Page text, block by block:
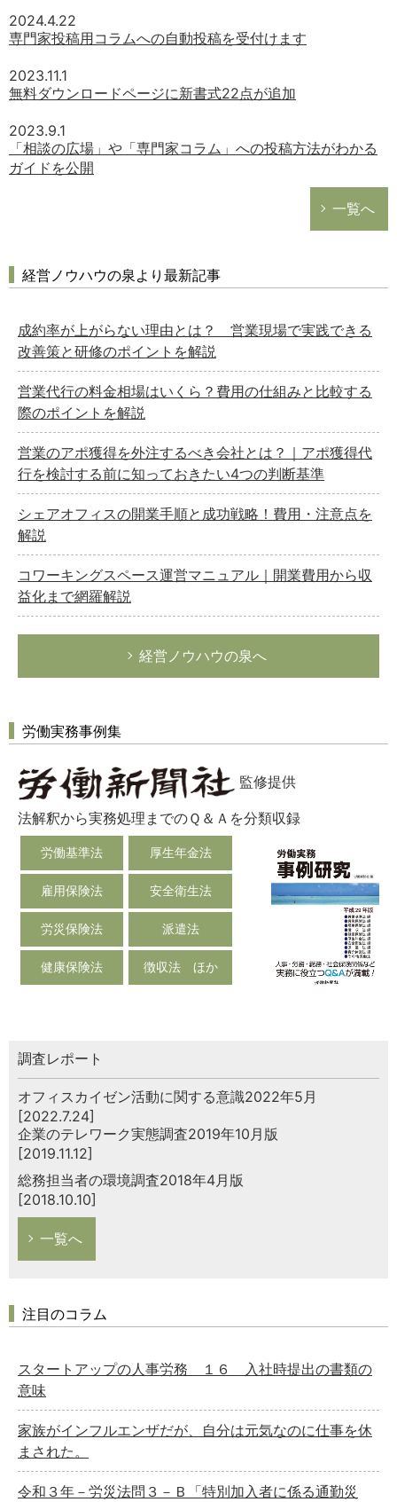
2024.4.22
専門家投稿用コラムへの自動投稿を受付けます
2023.11.1
無料ダウンロードページに新書式22点が追加
2023.9.1
「相談の広場」や「専門家コラム」への投稿方法がわかる
ガイドを公開
一覧へ
経営ノウハウの泉より最新記事
成約率が上がらない理由とは？ 営業現場で実践できる
改善策と研修のポイントを解説
営業代行の料金相場はいくら？費用の仕組みと比較する
際のポイントを解説
営業のアポ獲得を外注するべき会社とは？｜アポ獲得代
行を検討する前に知っておきたい4つの判断基準
シェアオフィスの開業手順と成功戦略！費用・注意点を
解説
コワーキングスペース運営マニュアル｜開業費用から収
益化まで網羅解説
経営ノウハウの泉へ
労働実務事例集
監修提供
法解釈から実務処理までのＱ＆Ａを分類収録
労働基準法 厚生年金法
雇用保険法 安全衛生法
労災保険法 派遣法
健康保険法 徴収法 ほか
調査レポート
オフィスカイゼン活動に関する意識2022年5月
[2022.7.24]
企業のテレワーク実態調査2019年10月版
[2019.11.12]
総務担当者の環境調査2018年4月版
[2018.10.10]
一覧へ
注目のコラム
スタートアップの人事労務 １６ 入社時提出の書類の
意味
家族がインフルエンザだが、自分は元気なのに仕事を休
まされた。
令和３年－労災法問３－Ｂ「特別加入者に係る通勤災